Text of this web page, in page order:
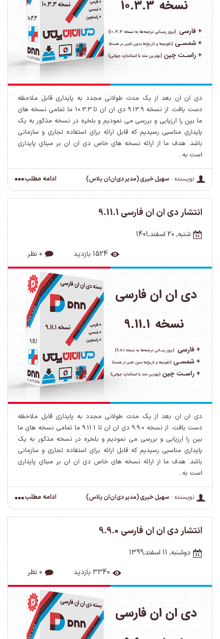
دی ان ان بعد از یک مدت طولانی مجدد به پایداری قابل ملاحظه
دست یافت. از نسخه 9.13.9 دی ان ان تا 10.3.3 ما تمامی نسخه های
ما بین را ارزیابی و بررسی می نمودیم و بلخره در نسخه مذکور به یک
پایداری مناسبی رسیدیم که قابل ارائه برای استفاده تجاری و سازمانی
باشد. هدف ما از ارائه نسخه های خاص دی ان ان بر مبنای پایداری
است به...
نویسنده : سهیل خیری (مدیر دی‌ان‌ان پلاس) ادامه مطلب
انتشار دی ان ان فارسی 9.11.1
شنبه, 20 اسفند,1401
دی ان ان بعد از یک مدت طولانی مجدد به پایداری قابل ملاحظه
دست یافت. از نسخه 9.9.0 دی ان ان تا 9.11.1 ما تمامی نسخه های ما
بین را ارزیابی و بررسی می نمودیم و بلخره در نسخه مذکور به یک
پایداری مناسبی رسیدیم که قابل ارائه برای استفاده تجاری و سازمانی
باشد. هدف ما از ارائه نسخه های خاص دی ان ان بر مبنای پایداری
است به...
نویسنده : سهیل خیری (مدیر دی‌ان‌ان پلاس) ادامه مطلب
انتشار دی ان ان فارسی 9.9.0
دوشنبه, 11 اسفند,1399